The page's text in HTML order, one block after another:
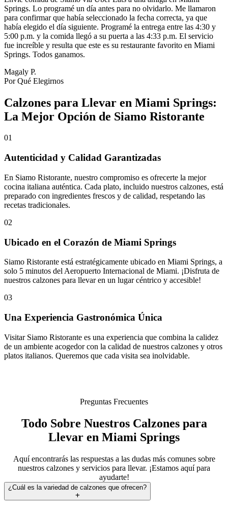
Springs. Lo programé un día antes para no olvidarlo. Me llamaron
para confirmar que había seleccionado la fecha correcta, ya que
había elegido el día siguiente. Programé la entrega entre las 4:30 y
5:00 p.m. y la comida llegó a su puerta a las 4:33 p.m. El servicio
fue increíble y resulta que este es su restaurante favorito en Miami
Springs. Todos ganamos.
Magaly P.
Por Qué Elegirnos
Calzones para Llevar en Miami Springs:
La Mejor Opción de Siamo Ristorante
01
Autenticidad y Calidad Garantizadas
En Siamo Ristorante, nuestro compromiso es ofrecerte la mejor
cocina italiana auténtica. Cada plato, incluido nuestros calzones, está
preparado con ingredientes frescos y de calidad, respetando las
recetas tradicionales.
02
Ubicado en el Corazón de Miami Springs
Siamo Ristorante está estratégicamente ubicado en Miami Springs, a
solo 5 minutos del Aeropuerto Internacional de Miami. ¡Disfruta de
nuestros calzones para llevar en un lugar céntrico y accesible!
03
Una Experiencia Gastronómica Única
Visitar Siamo Ristorante es una experiencia que combina la calidez
de un ambiente acogedor con la calidad de nuestros calzones y otros
platos italianos. Queremos que cada visita sea inolvidable.
Preguntas Frecuentes
Todo Sobre Nuestros Calzones para
Llevar en Miami Springs
Aquí encontrarás las respuestas a las dudas más comunes sobre
nuestros calzones y servicios para llevar. ¡Estamos aquí para
ayudarte!
¿Cuál es la variedad de calzones que ofrecen?